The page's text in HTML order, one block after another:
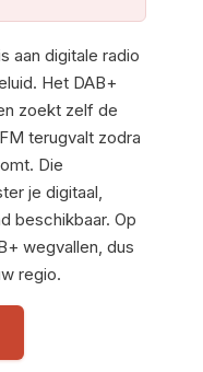
aan digitale radio
Het DAB+
zoekt zelf de
terugvalt zodra
Die
je digitaal,
beschikbaar. Op
wegvallen, dus
regio.